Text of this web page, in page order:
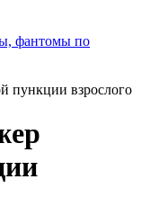
фантомы по
пункции взрослого